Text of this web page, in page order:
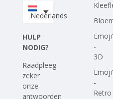
Upload je eigen ontwerp
Nederlands
HULP
NODIG?
Raadpleeg
zeker
onze
antwoorden
-
3D
-
Retro